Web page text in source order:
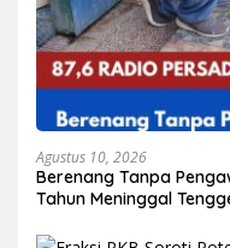
Agustus 10, 2026
Berenang Tanpa
Tahun Meninggal